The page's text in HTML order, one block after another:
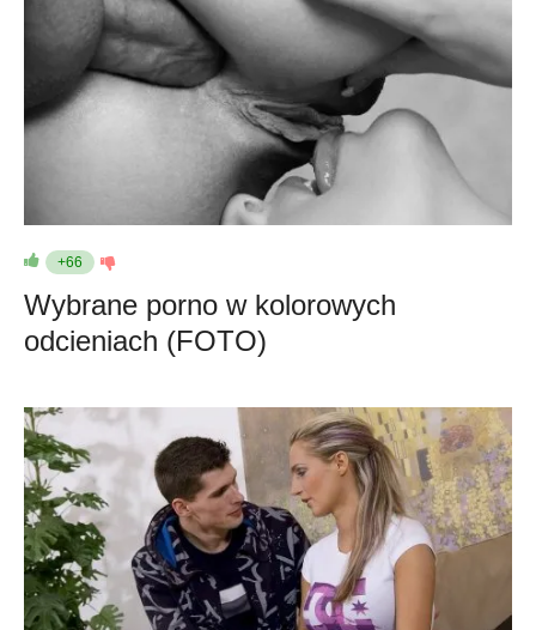
+66
Wybrane porno w kolorowych
odcieniach (FOTO)